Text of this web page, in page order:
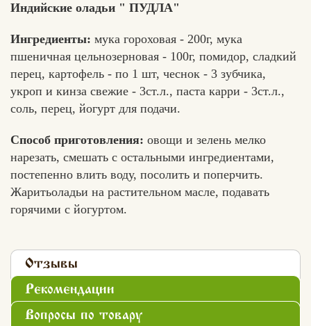
Индийские оладьи " ПУДЛА"
Ингредиенты: мука гороховая - 200г, мука
пшеничная цельнозерновая - 100г, помидор, сладкий
перец, картофель - по 1 шт, чеснок - 3 зубчика,
укроп и кинза свежие - 3ст.л., паста карри - 3ст.л.,
соль, перец, йогурт для подачи.
Способ приготовления: овощи и зелень мелко
нарезать, смешать с остальными ингредиентами,
постепенно влить воду, посолить и поперчить.
Жаритьоладьи на растительном масле, подавать
горячими с йогуртом.
Отзывы
Рекомендации
Вопросы по товару